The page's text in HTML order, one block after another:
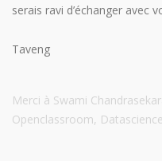
serais ravi d’échanger avec
Taveng
Merci à Swami
Openclassroom,